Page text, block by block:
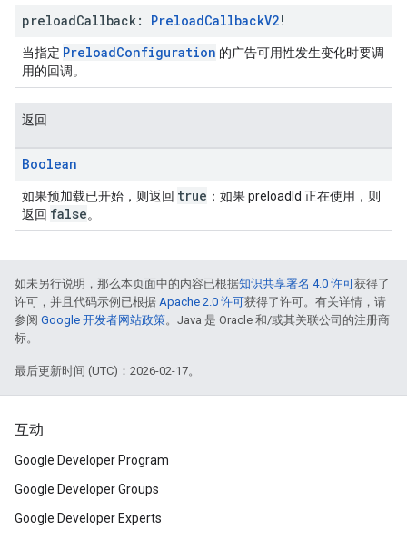
preloadCallback: PreloadCallbackV2!
当指定 PreloadConfiguration 的广告可用性发生变化时要调
用的回调。
返回
Boolean
如果预加载已开始，则返回 true ；如果 preloadId 正在使用，则
返回 false。
如未另行说明，那么本页面中的内容已根据知识共享署名 4.0 许可获得了
许可，并且代码示例已根据 Apache 2.0 许可获得了许可。有关详情，请
参阅 Google 开发者网站政策。Java 是 Oracle 和/或其关联公司的注册商
标。
最后更新时间 (UTC)：2026-02-17。
互动
Google Developer Program
Google Developer Groups
Google Developer Experts